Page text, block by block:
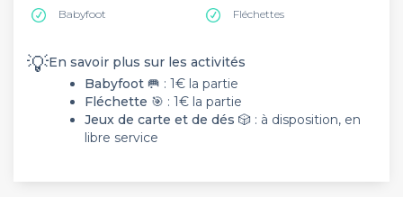
Babyfoot Fléchettes
💡En savoir plus sur les activités
Babyfoot 🥅 : 1€ la partie
Fléchette 🎯 : 1€ la partie
Jeux de carte et de dés 🎲 : à disposition, en
libre service